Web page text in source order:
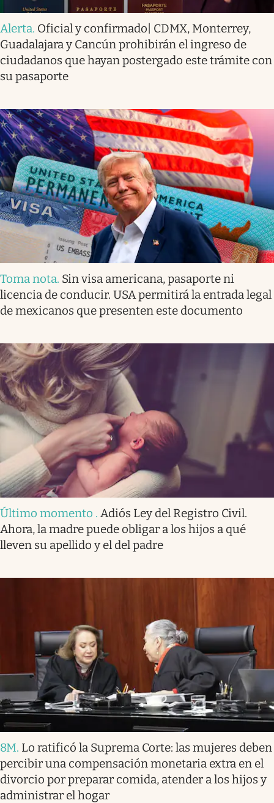
Alerta. Oficial y confirmado| CDMX, Monterrey,
Guadalajara y Cancún prohibirán el ingreso de
ciudadanos que hayan postergado este trámite con
su pasaporte
Toma nota. Sin visa americana, pasaporte ni
licencia de conducir. USA permitirá la entrada legal
de mexicanos que presenten este documento
Último momento . Adiós Ley del Registro Civil.
Ahora, la madre puede obligar a los hijos a qué
lleven su apellido y el del padre
8M. Lo ratificó la Suprema Corte: las mujeres deben
percibir una compensación monetaria extra en el
divorcio por preparar comida, atender a los hijos y
administrar el hogar